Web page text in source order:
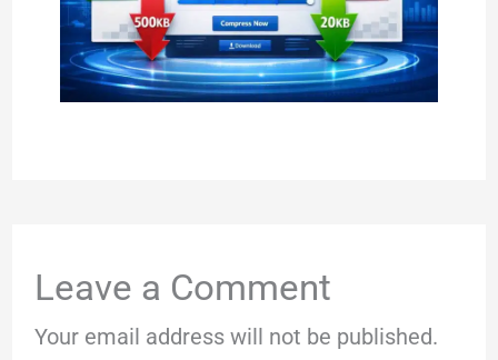
Leave a Comment
Your email address will not be published.